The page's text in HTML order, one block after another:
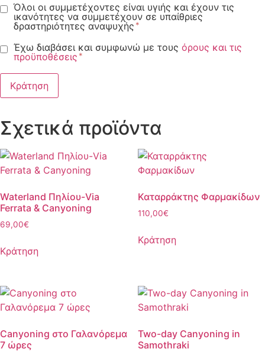
Όλοι οι συμμετέχοντες είναι υγιής και έχουν τις
ικανότητες να συμμετέχουν σε υπαίθριες
δραστηριότητες αναψυχής
Έχω διαβάσει και συμφωνώ με τους όρους και τις
προϋποθέσεις
Κράτηση
Σχετικά προϊόντα
Waterland Πηλίου-Via
Ferrata & Canyoning
69,00€
Κράτηση
Καταρράκτης Φαρμακίδων
110,00€
Κράτηση
Canyoning στο Γαλανόρεμα
7 ώρες
Two-day Canyoning in
Samothraki